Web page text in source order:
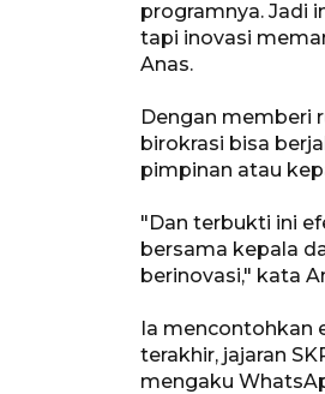
programnya. Jadi
tapi inovasi
Anas.
Dengan memberi
birokrasi bisa
pimpinan atau
"Dan terbukti ini
bersama kepala
berinovasi," kata
Ia mencontohkan
terakhir, jajaran
mengaku